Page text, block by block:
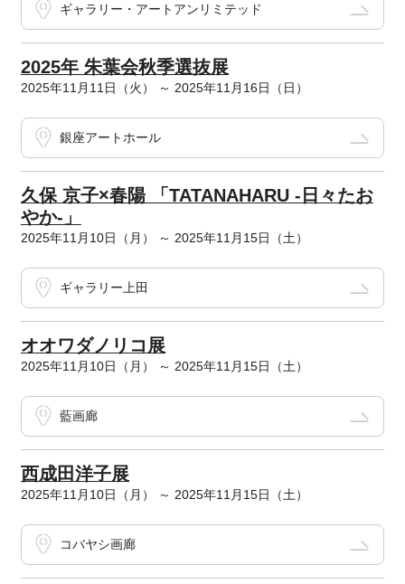
ギャラリー・アートアンリミテッド
2025年 朱葉会秋季選抜展
2025年11月11日（火） ～ 2025年11月16日（日）
銀座アートホール
久保 京子×春陽 「TATANAHARU -日々たお
やか-」
2025年11月10日（月） ～ 2025年11月15日（土）
ギャラリー上田
オオワダノリコ展
2025年11月10日（月） ～ 2025年11月15日（土）
藍画廊
西成田洋子展
2025年11月10日（月） ～ 2025年11月15日（土）
コバヤシ画廊